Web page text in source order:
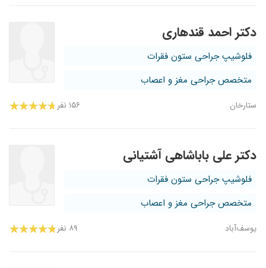
دکتر احمد قندهاری
فلوشیپ جراحی ستون فقرات
متخصص جراحی مغز و اعصاب
ستارخان ۱۵۶ نفر
دکتر علی باباشاهی آشتیانی
فلوشیپ جراحی ستون فقرات
متخصص جراحی مغز و اعصاب
یوسف‌آباد ۸۹ نفر